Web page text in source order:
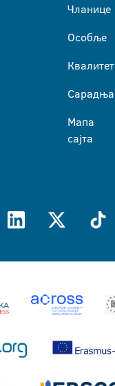
Чланице
Особље
Квалитет
Сарадња
Мапа
сајта